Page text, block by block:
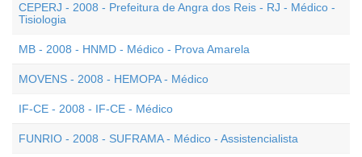
CEPERJ - 2008 - Prefeitura de Angra dos Reis - RJ - Médico -
Tisiologia
MB - 2008 - HNMD - Médico - Prova Amarela
MOVENS - 2008 - HEMOPA - Médico
IF-CE - 2008 - IF-CE - Médico
FUNRIO - 2008 - SUFRAMA - Médico - Assistencialista